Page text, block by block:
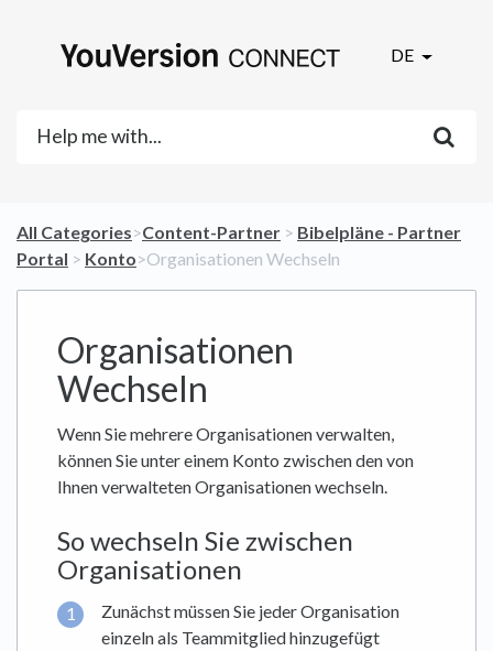
DE
All Categories​>​​Content-Partner ​ > ​ ​Bibelpläne - Partner
Portal ​ > ​ ​Konto​>​ Organisationen Wechseln
Organisationen
Wechseln
Wenn Sie mehrere Organisationen verwalten,
können Sie unter einem Konto zwischen den von
Ihnen verwalteten Organisationen wechseln.
So wechseln Sie zwischen
Organisationen
Zunächst müssen Sie jeder Organisation
einzeln als Teammitglied hinzugefügt